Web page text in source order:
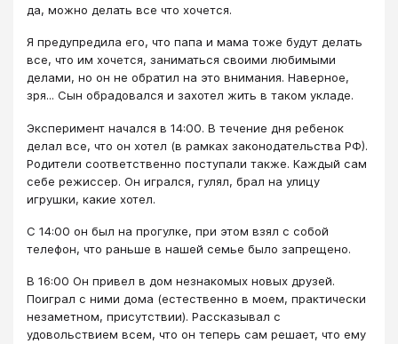
да, можно делать все что хочется.
Я предупредила его, что папа и мама тоже будут делать
все, что им хочется, заниматься своими любимыми
делами, но он не обратил на это внимания. Наверное,
зря... Сын обрадовался и захотел жить в таком укладе.
Эксперимент начался в 14:00. В течение дня ребенок
делал все, что он хотел (в рамках законодательства РФ).
Родители соответственно поступали также. Каждый сам
себе режиссер. Он игрался, гулял, брал на улицу
игрушки, какие хотел.
С 14:00 он был на прогулке, при этом взял с собой
телефон, что раньше в нашей семье было запрещено.
В 16:00 Он привел в дом незнакомых новых друзей.
Поиграл с ними дома (естественно в моем, практически
незаметном, присутствии). Рассказывал с
удовольствием всем, что он теперь сам решает, что ему